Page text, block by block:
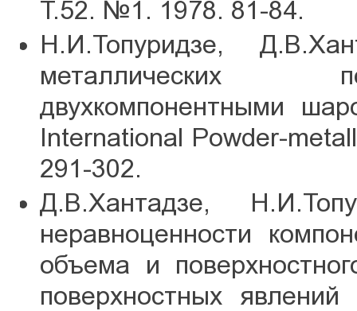
Т.52. №1. 1978. 81-84.
Н.И.Топуридзе,
металлических
двухкомпонентными
International Powder-
291-302.
Д.В.Хантадзе,
неравноценности
объема и
поверхностных